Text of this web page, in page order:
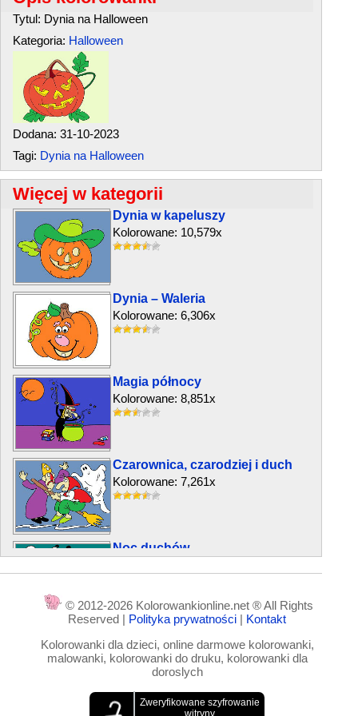
Tytul: Dynia na Halloween
Kategoria: Halloween
Dodana: 31-10-2023
Tagi: Dynia na Halloween
Więcej w kategorii
Dynia w kapeluszy
Kolorowane: 10,579x
Dynia – Waleria
Kolorowane: 6,306x
Magia północy
Kolorowane: 8,851x
Czarownica, czarodziej i duch
Kolorowane: 7,261x
Noc duchów
Kolorowane: 3,706x
© 2012-2026 Kolorowankionline.net ® All Rights
Reserved | Polityka prywatności | Kontakt
Kolorowanki dla dzieci, online darmowe kolorowanki,
malowanki, kolorowanki do druku, kolorowanki dla
doroslych